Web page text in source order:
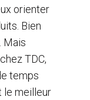
orienter
Bien
Mais
TDC,
temps
le meilleur